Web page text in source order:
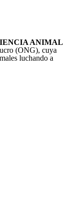
ANIMAL
(ONG), cuya
luchando a